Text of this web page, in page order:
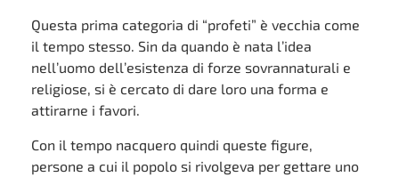
Questa prima categoria di “profeti” è vecchia come
il tempo stesso. Sin da quando è nata l’idea
nell’uomo dell’esistenza di forze sovrannaturali e
religiose, si è cercato di dare loro una forma e
attirarne i favori.
Con il tempo nacquero quindi queste figure,
persone a cui il popolo si rivolgeva per gettare uno